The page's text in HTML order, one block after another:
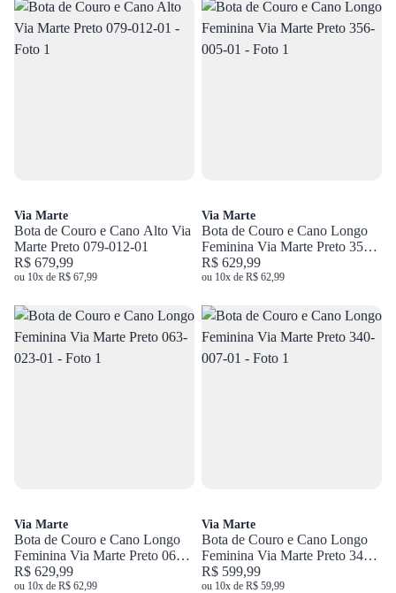
Via Marte
Bota de Couro e Cano Alto Via
Marte Preto 079-012-01
R$ 679,99
ou 10x de R$ 67,99
Via Marte
Bota de Couro e Cano Longo
Feminina Via Marte Preto 356-
005-01
R$ 629,99
ou 10x de R$ 62,99
Via Marte
Bota de Couro e Cano Longo
Feminina Via Marte Preto 063-
023-01
R$ 629,99
ou 10x de R$ 62,99
Via Marte
Bota de Couro e Cano Longo
Feminina Via Marte Preto 340-
007-01
R$ 599,99
ou 10x de R$ 59,99